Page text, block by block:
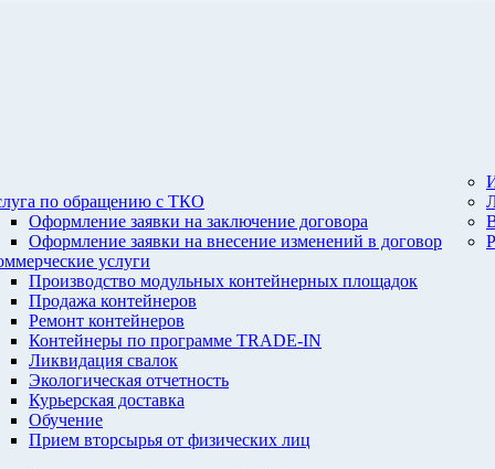
по обращению с ТКО
Оформление заявки на заключение договора
Оформление заявки на внесение изменений в договор
услуги
Производство модульных контейнерных площадок
Продажа контейнеров
Ремонт контейнеров
Контейнеры по программе TRADE-IN
Ликвидация свалок
Экологическая отчетность
Курьерская доставка
Обучение
Прием вторсырья от физических лиц